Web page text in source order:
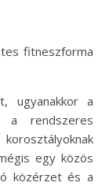
ugyanakkor a
a rendszeres
egy közös
közérzet és a